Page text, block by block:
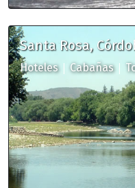
Santa Rosa,
Hoteles| Cabañas|